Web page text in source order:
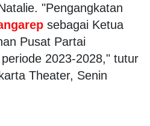
"Pengangkatan
sebagai Ketua
Pusat Partai
2023-2028," tutur
Theater, Senin